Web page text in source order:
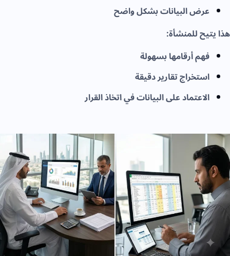
عرض البيانات بشكل واضح
هذا يتيح للمنشأة:
فهم أرقامها بسهولة
استخراج تقارير دقيقة
الاعتماد على البيانات في اتخاذ القرار